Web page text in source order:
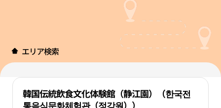
エリア検索
韓国伝統飲食文化体験館（静江園）（한국전
통음식문화체험관（정강원））